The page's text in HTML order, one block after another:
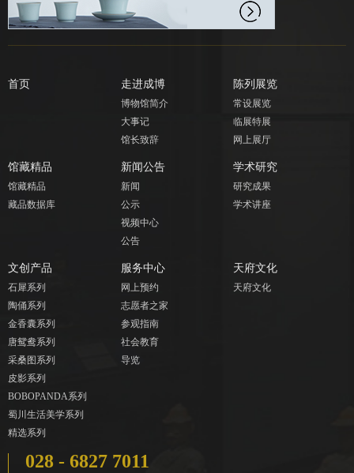
首页 走进成博
博物馆简介
大事记
馆长致辞
陈列展览
常设展览
临展特展
网上展厅
馆藏精品
馆藏精品
藏品数据库
新闻公告
新闻
公示
视频中心
公告
学术研究
研究成果
学术讲座
文创产品
石犀系列
陶俑系列
金香囊系列
唐鸳鸯系列
采桑图系列
皮影系列
BOBOPANDA系列
蜀川生活美学系列
精选系列
服务中心
网上预约
志愿者之家
参观指南
社会教育
导览
天府文化
天府文化
028 - 6827 7011